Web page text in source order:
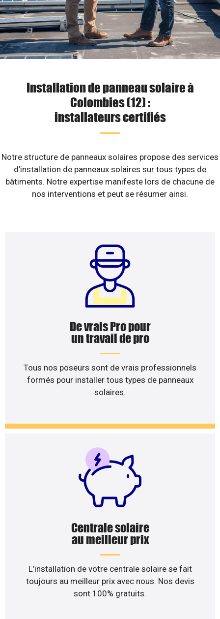
Installation de panneau solaire à
Colombies (12) :
installateurs certifiés
Notre structure de panneaux solaires propose des services
d’installation de panneaux solaires sur tous types de
bâtiments. Notre expertise manifeste lors de chacune de
nos interventions et peut se résumer ainsi.
De vrais Pro pour
un travail de pro
Tous nos poseurs sont de vrais professionnels
formés pour installer tous types de panneaux
solaires.
Centrale solaire
au meilleur prix
L’installation de votre centrale solaire se fait
toujours au meilleur prix avec nous. Nos devis
sont 100% gratuits.